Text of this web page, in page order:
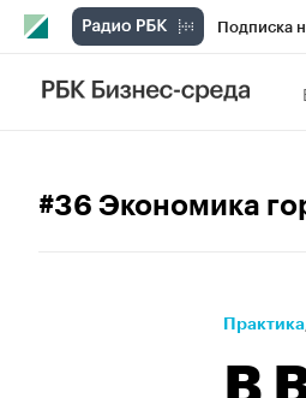
Подписка
РБК Вино
#36 Экономика
Практика